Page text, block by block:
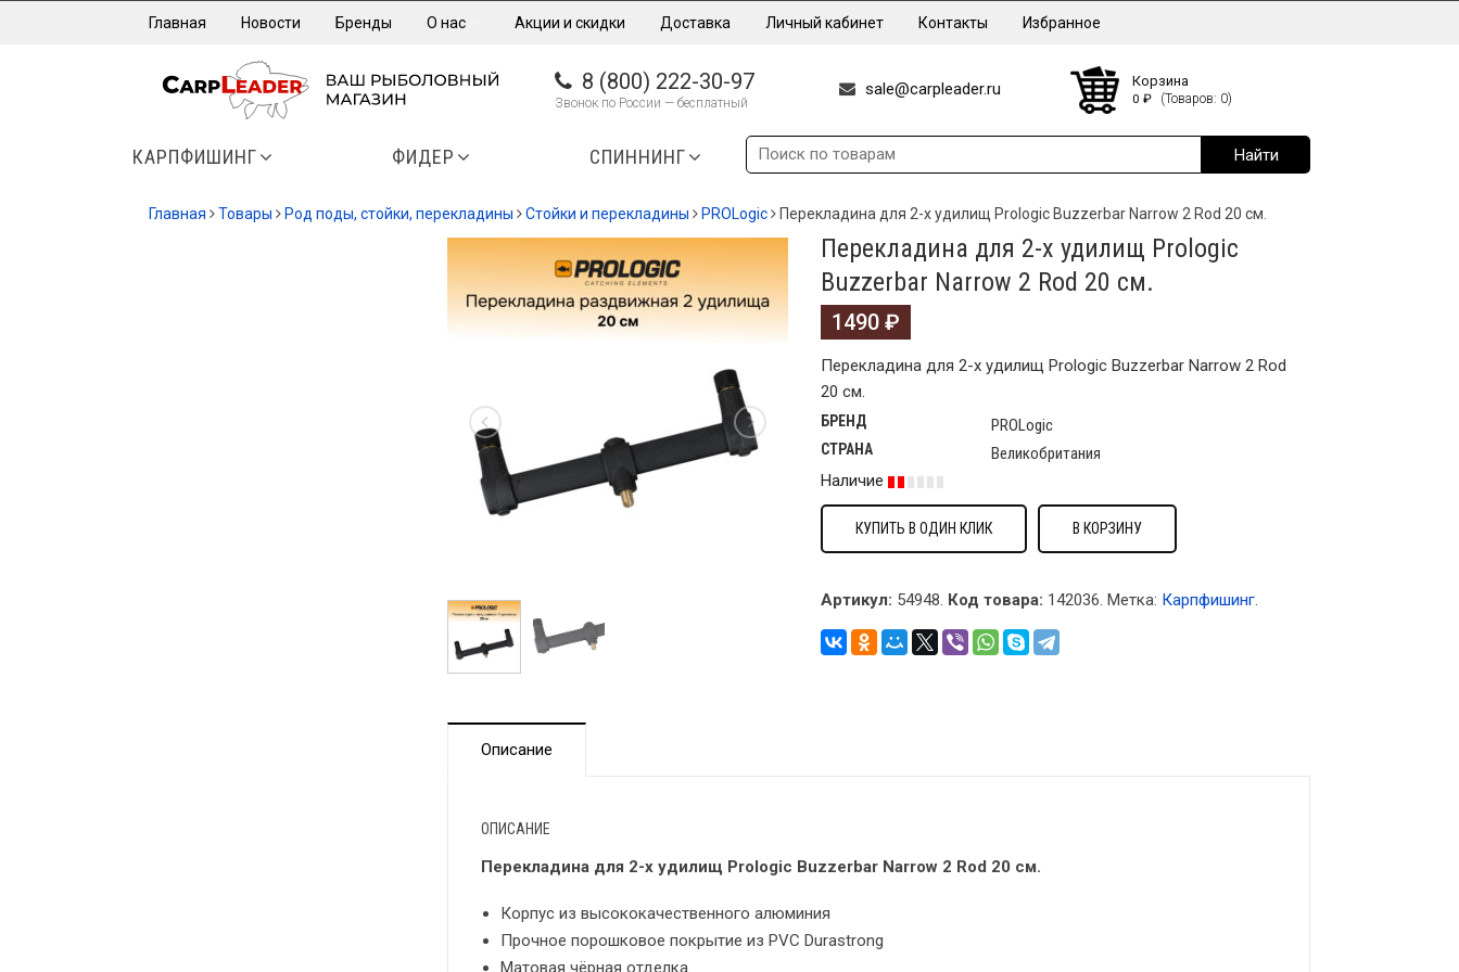
Главная Новости Бренды О нас Акции и скидки Доставка Личный кабинет Контакты Избранное
8 (800) 222-30-97
Звонок по России — бесплатный
sale@carpleader.ru Корзина
0 ₽ (Товаров: 0)
КАРПФИШИНГ ФИДЕР СПИННИНГ
Главная Товары Род поды, стойки, перекладины Стойки и перекладины PROLogic Перекладина для 2-х удилищ Prologic Buzzerbar Narrow 2 Rod 20 см.
Перекладина для 2-х удилищ Prologic
Buzzerbar Narrow 2 Rod 20 см.
1490 ₽
Перекладина для 2-х удилищ Prologic Buzzerbar Narrow 2 Rod
20 см.
БРЕНД PROLogic
СТРАНА
Великобритания
Наличие
КУПИТЬ В ОДИН КЛИК В КОРЗИНУ
Артикул: 54948. Код товара: 142036. Метка: Карпфишинг.
Описание
ОПИСАНИЕ
Перекладина для 2-х удилищ Prologic Buzzerbar Narrow 2 Rod 20 см.
Корпус из высококачественного алюминия
Прочное порошковое покрытие из PVC Durastrong
Матовая чёрная отделка